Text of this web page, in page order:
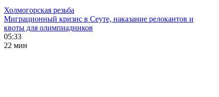
Холмогорская резьба
Миграционный кризис в Сеуте, наказание релокантов и
квоты для олимпиадников
05:33
22 мин